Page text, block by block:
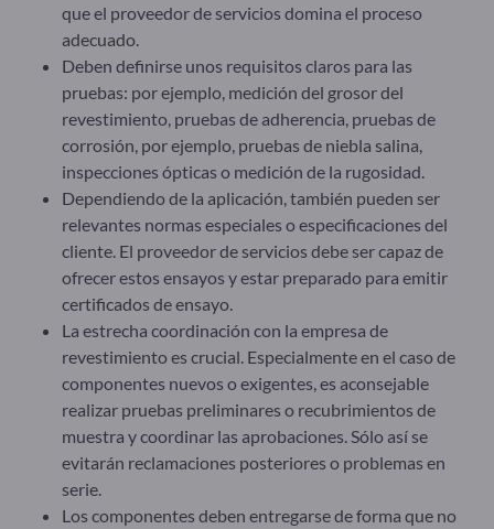
que el proveedor de servicios domina el proceso
adecuado.
Deben definirse unos requisitos claros para las
pruebas: por ejemplo, medición del grosor del
revestimiento, pruebas de adherencia, pruebas de
corrosión, por ejemplo, pruebas de niebla salina,
inspecciones ópticas o medición de la rugosidad.
Dependiendo de la aplicación, también pueden ser
relevantes normas especiales o especificaciones del
cliente. El proveedor de servicios debe ser capaz de
ofrecer estos ensayos y estar preparado para emitir
certificados de ensayo.
La estrecha coordinación con la empresa de
revestimiento es crucial. Especialmente en el caso de
componentes nuevos o exigentes, es aconsejable
realizar pruebas preliminares o recubrimientos de
muestra y coordinar las aprobaciones. Sólo así se
evitarán reclamaciones posteriores o problemas en
serie.
Los componentes deben entregarse de forma que no